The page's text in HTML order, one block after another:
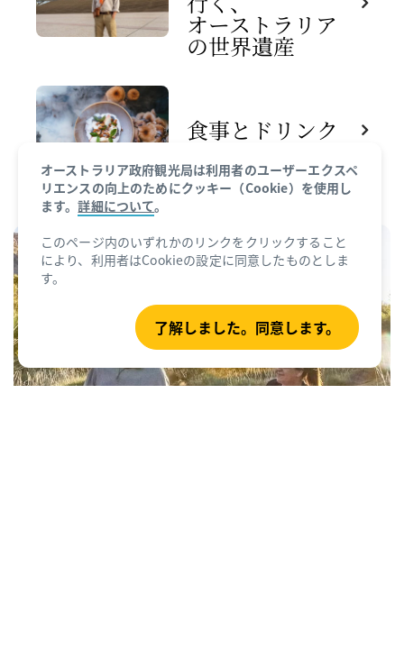
オーストラリア
の​世界遺産
食事と​ドリンク
オーストラリア政府観光局は利用者のユーザーエクスペ
リエンスの向上のためにクッキー（Cookie）を使用し
ます。詳細について。
このページ内のいずれかのリンクをクリックすること
により、利用者はCookieの設定に同意したものとしま
す。
了解しました。同意します。